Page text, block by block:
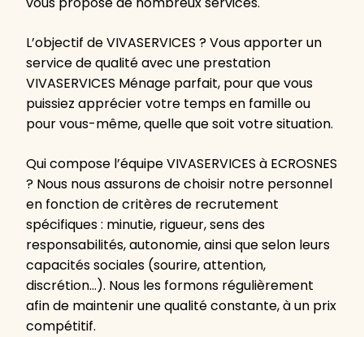
L’objectif de VIVASERVICES ? Vous apporter un
service de qualité avec une prestation
VIVASERVICES Ménage parfait, pour que vous
puissiez apprécier votre temps en famille ou
pour vous-même, quelle que soit votre situation.
Qui compose l’équipe VIVASERVICES à ECROSNES
? Nous nous assurons de choisir notre personnel
en fonction de critères de recrutement
spécifiques : minutie, rigueur, sens des
responsabilités, autonomie, ainsi que selon leurs
capacités sociales (sourire, attention,
discrétion…). Nous les formons régulièrement
afin de maintenir une qualité constante, à un prix
compétitif.